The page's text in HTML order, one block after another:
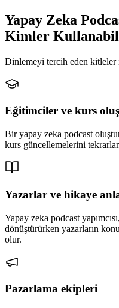
Yapay Zeka
Kimler
Dinlemeyi tercih eden kitleler
Eğitimciler ve kurs
Bir yapay zeka podcast
kurs güncellemelerini
Yazarlar ve hikaye
Yapay zeka podcast
dönüştürürken yazarların
olur.
Pazarlama ekipleri